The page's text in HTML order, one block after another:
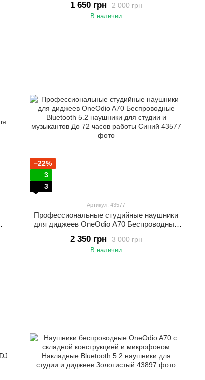
подключения (2.4G / Bluetooth / AUX).
Беспроводные игровые наушники
2 000 грн
1 650 грн
В наличии
−22%
3
3
Артикул: 43577
Профессиональные студийные наушники
для диджеев OneOdio A70 Беспроводные
музыкантов До 72 часов работы Синий
3 000 грн
2 350 грн
В наличии